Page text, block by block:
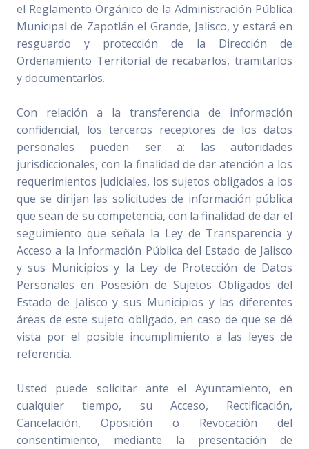
el Reglamento Orgánico de la Administración Pública
Municipal de Zapotlán el Grande, Jalisco, y estará en
resguardo y protección de la Dirección de
Ordenamiento Territorial de recabarlos, tramitarlos
y documentarlos.
Con relación a la transferencia de información
confidencial, los terceros receptores de los datos
personales pueden ser a: las autoridades
jurisdiccionales, con la finalidad de dar atención a los
requerimientos judiciales, los sujetos obligados a los
que se dirijan las solicitudes de información pública
que sean de su competencia, con la finalidad de dar el
seguimiento que señala la Ley de Transparencia y
Acceso a la Información Pública del Estado de Jalisco
y sus Municipios y la Ley de Protección de Datos
Personales en Posesión de Sujetos Obligados del
Estado de Jalisco y sus Municipios y las diferentes
áreas de este sujeto obligado, en caso de que se dé
vista por el posible incumplimiento a las leyes de
referencia.
Usted puede solicitar ante el Ayuntamiento, en
cualquier tiempo, su Acceso, Rectificación,
Cancelación, Oposición o Revocación del
consentimiento, mediante la presentación de